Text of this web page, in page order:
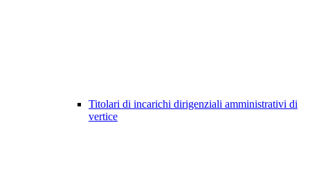
Titolari di incarichi dirigenziali amministrativi di
vertice